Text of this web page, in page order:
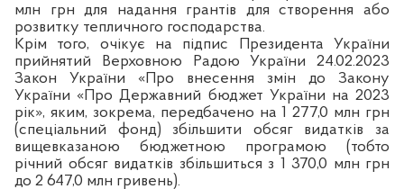
млн грн для надання грантів для створення або
розвитку тепличного господарства.
Крім того, очікує на підпис Президента України
прийнятий Верховною Радою України 24.02.2023
Закон України «Про внесення змін до Закону
України «Про Державний бюджет України на 2023
рік», яким, зокрема, передбачено на 1 277,0 млн грн
(спеціальний фонд) збільшити обсяг видатків за
вищевказаною бюджетною програмою (тобто
річний обсяг видатків збільшиться з 1 370,0 млн грн
до 2 647,0 млн гривень).